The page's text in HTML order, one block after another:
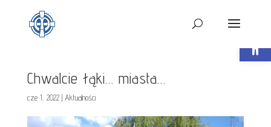
Chwalcie łąki… miasta…
cze 1, 2022| Aktualności